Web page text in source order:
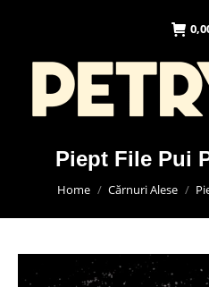
Piept File Pui
You are here:
Home Cărnuri Alese